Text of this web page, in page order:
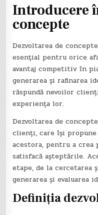
Introducere
concepte
Dezvoltarea de
esențial pentru orice
avantaj competitiv în
generarea și rafinarea
răspundă nevoilor
experiența lor.
Dezvoltarea de
clienți, care își
acestora, pentru a crea
satisfacă așteptările.
etape, de la cercetarea
generarea și evaluarea
Definiția